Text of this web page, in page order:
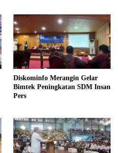
Diskominfo Merangin Gelar
Bimtek Peningkatan SDM Insan
Pers